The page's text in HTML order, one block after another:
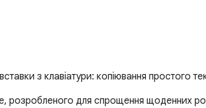
з клавіатури: копіювання простого
розробленого для спрощення щоденних